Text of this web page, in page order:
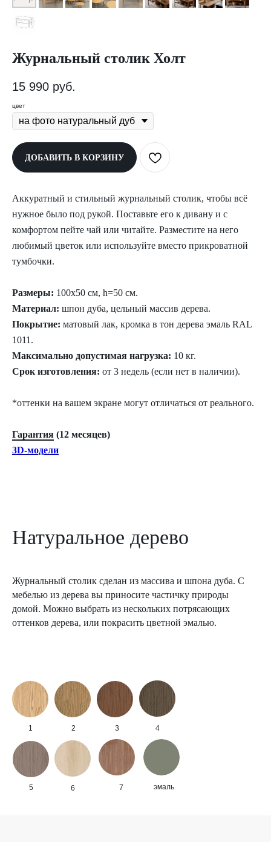
Журнальный столик Холт
15 990 руб.
цвет
ДОБАВИТЬ В КОРЗИНУ
Аккуратный и стильный журнальный столик, чтобы всё
нужное было под рукой. Поставьте его к дивану и с
комфортом пейте чай или читайте. Разместите на него
любимый цветок или используйте вместо прикроватной
тумбочки.
Размеры: 100х50 см, h=50 см.
Материал: шпон дуба, цельный массив дерева.
Покрытие: матовый лак, кромка в тон дерева эмаль RAL
1011.
Максимально допустимая нагрузка: 10 кг.
Срок изготовления: от 3 недель (если нет в наличии).
*оттенки на вашем экране могут отличаться от реального.
Гарантия (12 месяцев)
3D-модели
Натуральное дерево
Журнальный столик сделан из массива и шпона дуба. С
мебелью из дерева вы приносите частичку природы
домой. Можно выбрать из нескольких потрясающих
оттенков дерева, или покрасить цветной эмалью.
1 2 3 4
5 6 7 эмаль